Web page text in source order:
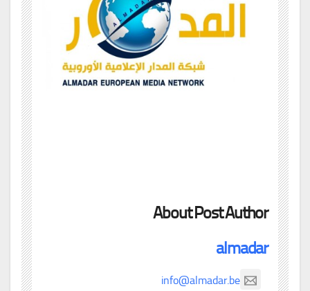
About Post Author
almadar
info@almadar.be